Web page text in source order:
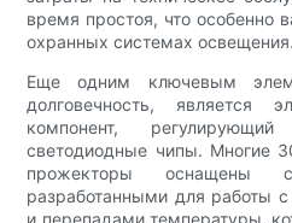
время простоя, что особенно
охранных системах освещения.
Еще одним ключевым
долговечность, является
компонент,
светодиодные чипы. Многие
прожекторы оснащены
разработанными для работы
и перепадами температуры,